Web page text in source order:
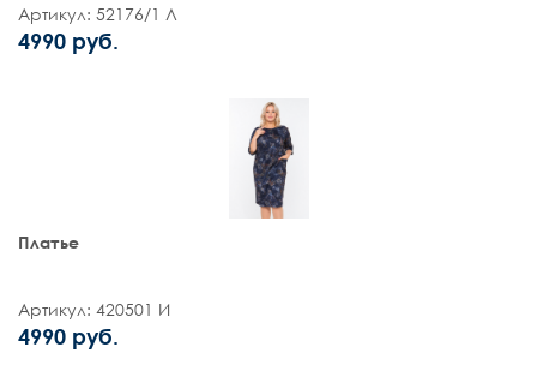
Артикул: 52176/1 Л
4990 руб.
Платье
Артикул: 420501 И
4990 руб.